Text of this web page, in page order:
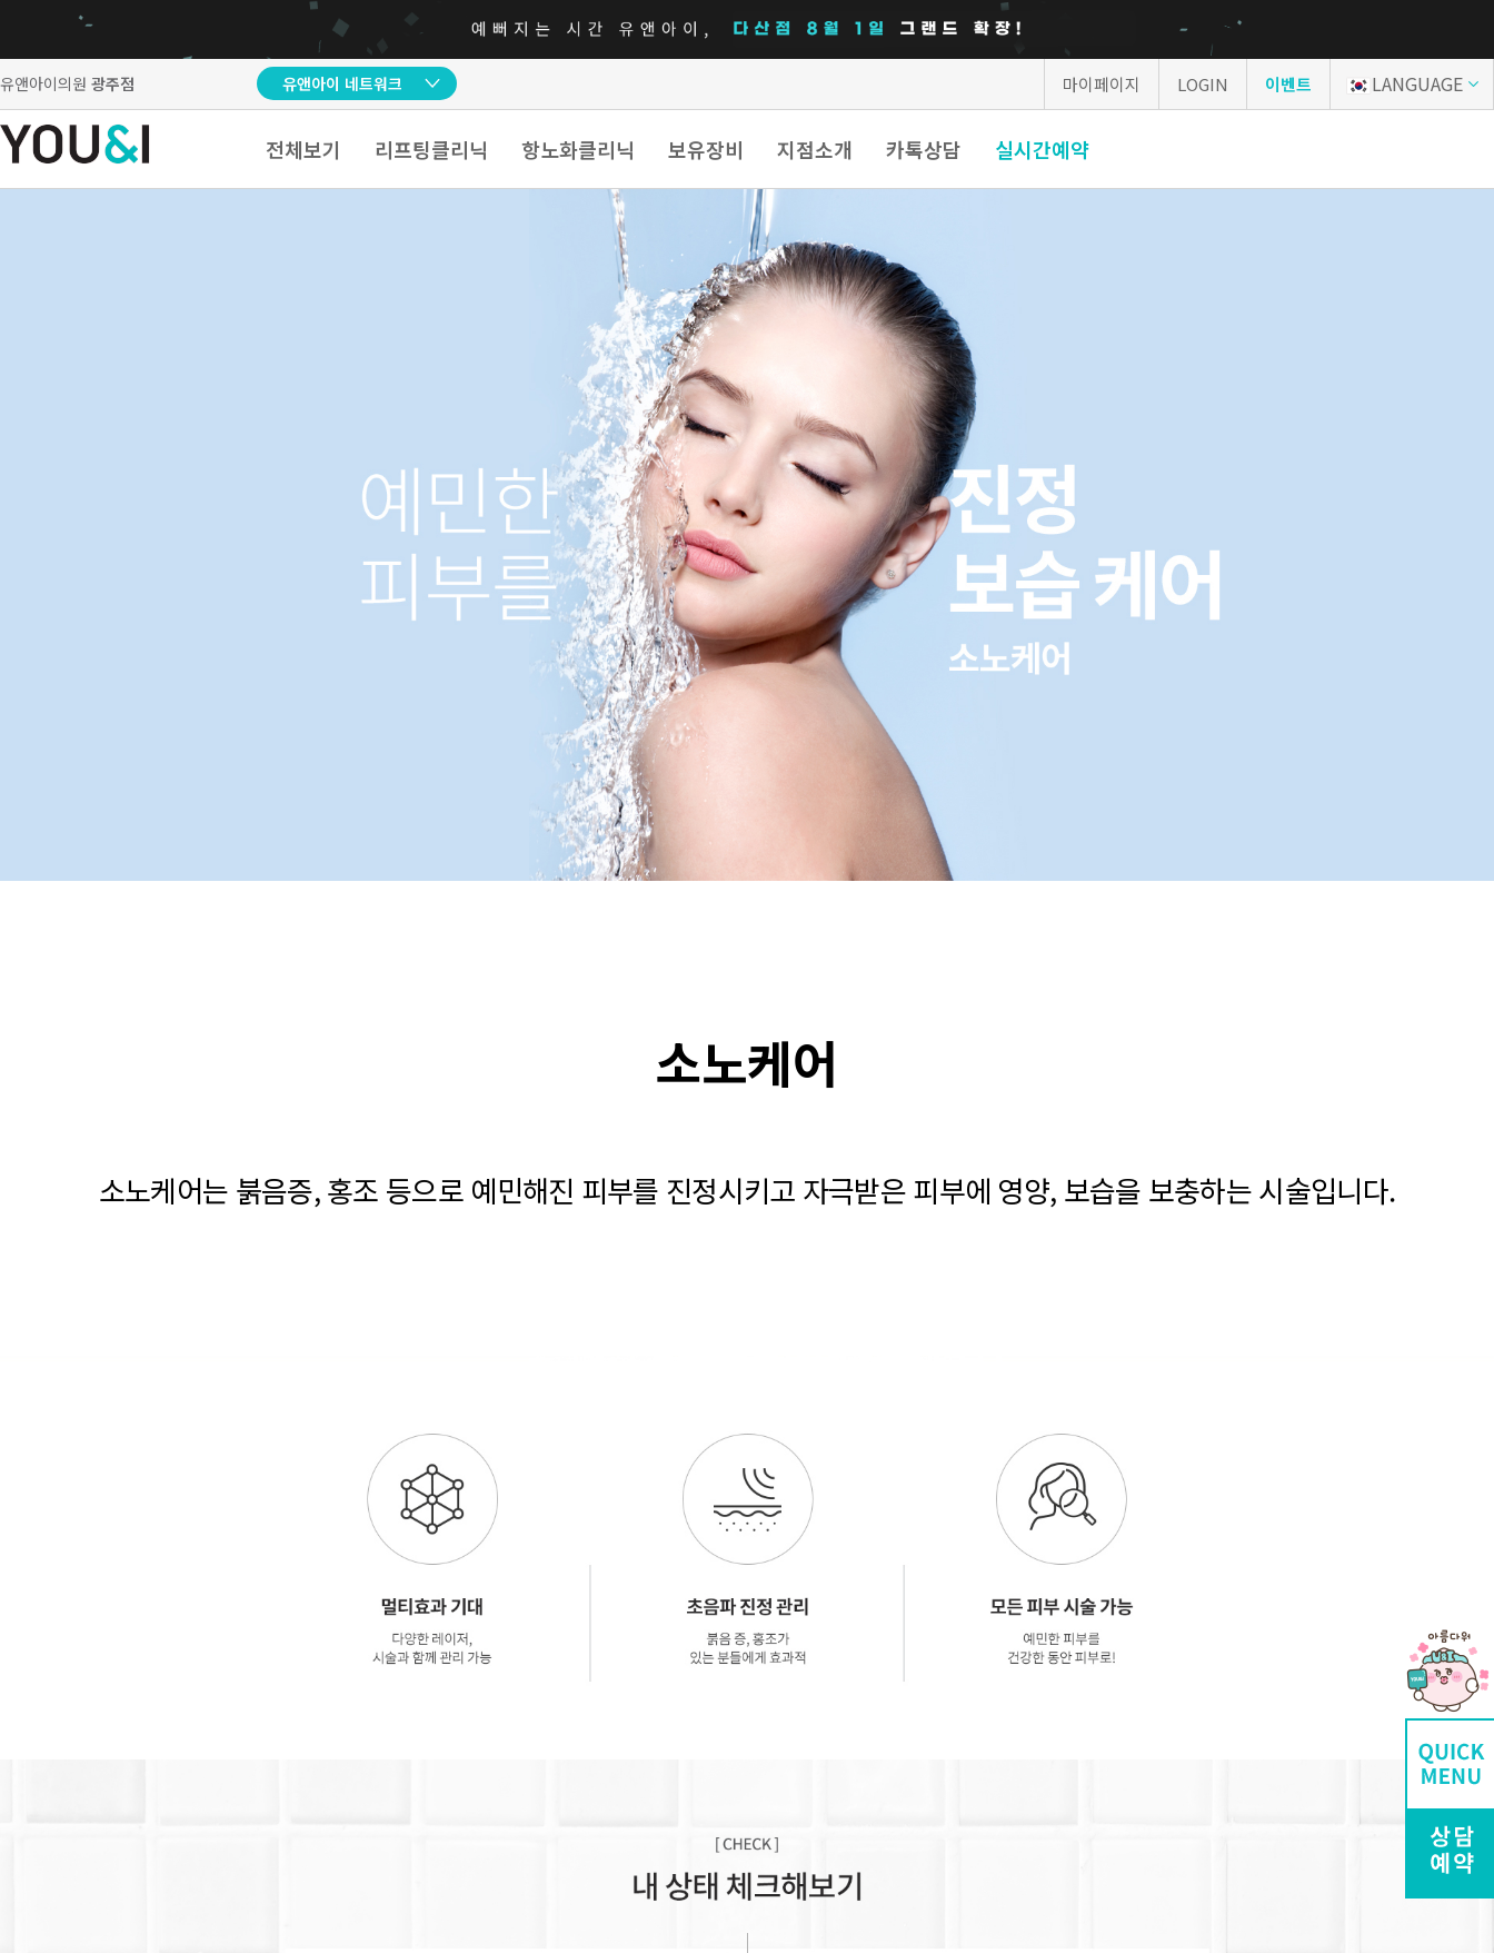
유앤아이의원 광주점 유앤아이 네트워크 마이페이지 LOGIN 이벤트 LANGUAGE
전체보기 리프팅클리닉 항노화클리닉 보유장비 지점소개 카톡상담 실시간예약
소노케어
소노케어는 붉음증, 홍조 등으로 예민해진 피부를 진정시키고 자극받은 피부에 영양, 보습을 보충하는 시술입니다.